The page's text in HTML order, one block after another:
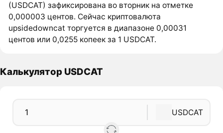
(USDCAT) зафиксирована во вторник на отметке
0,000003 центов. Сейчас криптовалюта
upsidedowncat торгуется в диапазоне 0,00031
центов или 0,0255 копеек за 1 USDCAT.
Калькулятор USDCAT
USDCAT